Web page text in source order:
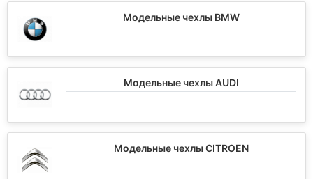
Модельные чехлы BMW
Модельные чехлы AUDI
Модельные чехлы CITROEN